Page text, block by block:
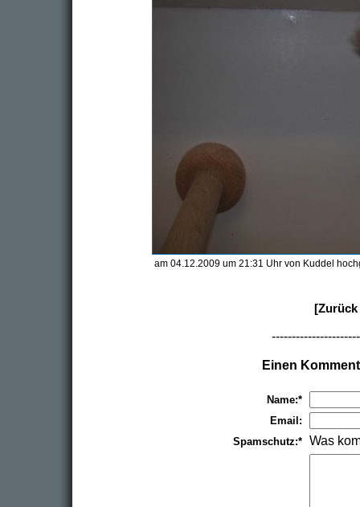
am 04.12.2009 um 21:31 Uhr von Kuddel
Einen
Name:*
Email:
Spamschutz:* Was